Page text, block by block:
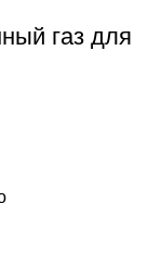
газ для